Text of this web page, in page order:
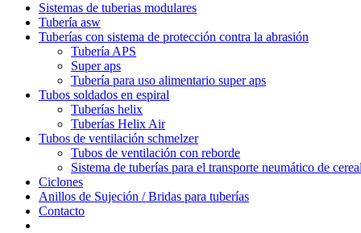
Sistemas de tuberias modulares
Tubería asw
Tuberías con sistema de protección contra la abrasión
Tubería APS
Super aps
Tubería para uso alimentario super aps
Tubos soldados en espiral
Tuberías helix
Tuberías Helix Air
Tubos de ventilación schmelzer
Tubos de ventilación con reborde
Sistema de tuberías para el transporte neumático de
Ciclones
Anillos de Sujeción / Bridas para tuberías
Contacto